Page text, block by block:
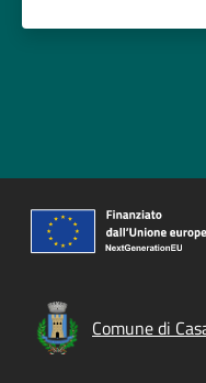
Comune di